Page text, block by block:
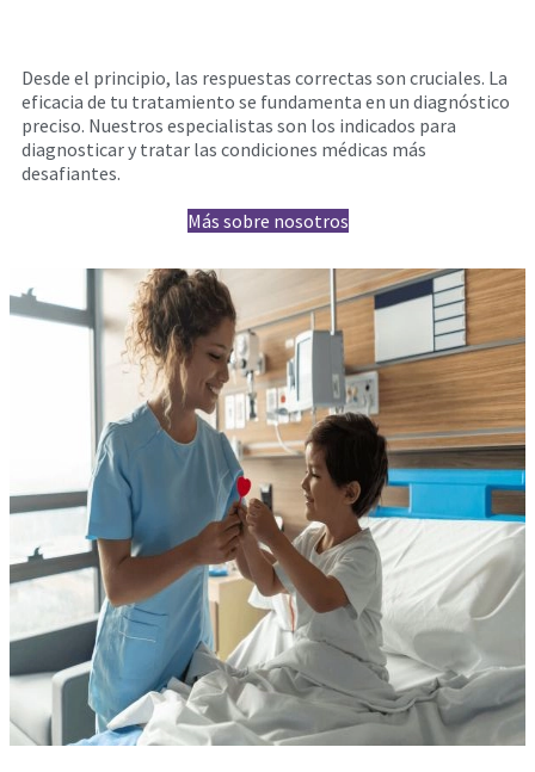
Desde el principio, las respuestas correctas son cruciales. La
eficacia de tu tratamiento se fundamenta en un diagnóstico
preciso. Nuestros especialistas son los indicados para
diagnosticar y tratar las condiciones médicas más
desafiantes.
Más sobre nosotros